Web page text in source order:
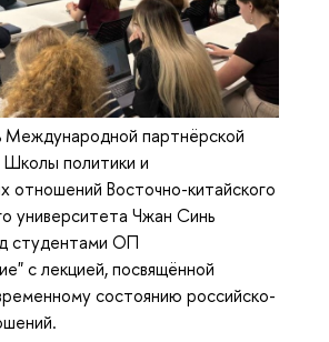
Международной партнёрской
политики и
отношений Восточно-китайского
университета Чжан Синь
студентами ОП
с лекцией, посвящённой
состоянию российско-